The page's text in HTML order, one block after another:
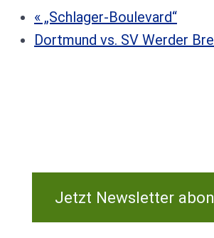
« „Schlager-Boulevard“
Dortmund vs. SV Werder
Jetzt Newsletter